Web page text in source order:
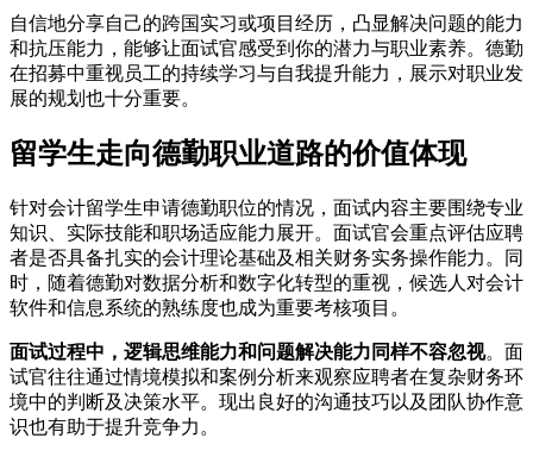
自信地分享自己的跨国实习或项目经历，凸显解决问题的能力
和抗压能力，能够让面试官感受到你的潜力与职业素养。德勤
在招募中重视员工的持续学习与自我提升能力，展示对职业发
展的规划也十分重要。
留学生走向德勤职业道路的价值体现
针对会计留学生申请德勤职位的情况，面试内容主要围绕专业
知识、实际技能和职场适应能力展开。面试官会重点评估应聘
者是否具备扎实的会计理论基础及相关财务实务操作能力。同
时，随着德勤对数据分析和数字化转型的重视，候选人对会计
软件和信息系统的熟练度也成为重要考核项目。
面试过程中，逻辑思维能力和问题解决能力同样不容忽视。面
试官往往通过情境模拟和案例分析来观察应聘者在复杂财务环
境中的判断及决策水平。现出良好的沟通技巧以及团队协作意
识也有助于提升竞争力。